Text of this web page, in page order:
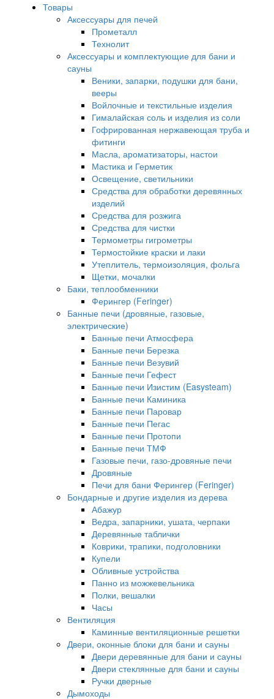
Товары
Аксессуары для печей
Прометалл
Технолит
Аксессуары и комплектующие для бани и
сауны
Веники, запарки, подушки для бани,
вееры
Войлочные и текстильные изделия
Гималайская соль и изделия из соли
Гофрированная нержавеющая труба и
фитинги
Масла, ароматизаторы, настои
Мастика и Герметик
Освещение, светильники
Средства для обработки деревянных
изделий
Средства для розжига
Средства для чистки
Термометры гигрометры
Термостойкие краски и лаки
Утеплитель, термоизоляция, фольга
Щетки, мочалки
Баки, теплообменники
Ферингер (Feringer)
Банные печи (дровяные, газовые,
электрические)
Банные печи Атмосфера
Банные печи Березка
Банные печи Везувий
Банные печи Гефест
Банные печи Изистим (Easysteam)
Банные печи Каминика
Банные печи Паровар
Банные печи Пегас
Банные печи Протопи
Банные печи ТМФ
Газовые печи, газо-дровяные печи
Дровяные
Печи для бани Ферингер (Feringer)
Бондарные и другие изделия из дерева
Абажур
Ведра, запарники, ушата, черпаки
Деревянные таблички
Коврики, трапики, подголовники
Купели
Обливные устройства
Панно из можжевельника
Полки, вешалки
Часы
Вентиляция
Каминные вентиляционные решетки
Двери, оконные блоки для бани и сауны
Двери деревянные для бани и сауны
Двери стеклянные для бани и сауны
Ручки дверные
Дымоходы